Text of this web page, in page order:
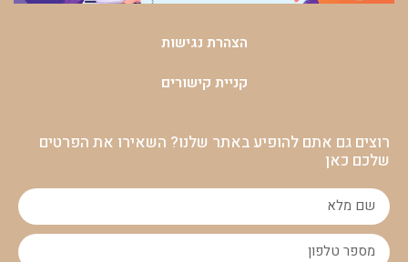
הצהרת נגישות
קניית קישורים
רוצים גם אתם להופיע באתר שלנו? השאירו את הפרטים
שלכם כאן